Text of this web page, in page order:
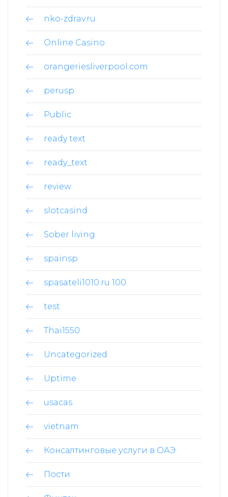
nko-zdrav.ru
Online Casino
orangeriesliverpool.com
perusp
Public
ready text
ready_text
review
slotcasind
Sober living
spainsp
spasateli1010.ru 100
test
Thai1550
Uncategorized
Uptime
usacas
vietnam
Консалтинговые услуги в ОАЭ
Пости